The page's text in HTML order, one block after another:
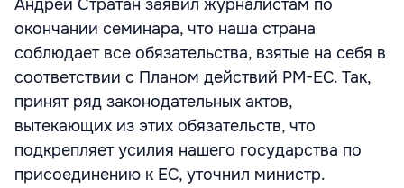
Андрей Стратан заявил журналистам по
окончании семинара, что наша страна
соблюдает все обязательства, взятые на себя в
соответствии с Планом действий РМ-ЕС. Так,
принят ряд законодательных актов,
вытекающих из этих обязательств, что
подкрепляет усилия нашего государства по
присоединению к ЕС, уточнил министр.